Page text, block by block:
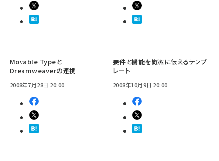
Movable Typeと
Dreamweaverの連携
2008年7月28日 20:00
要件と機能を簡潔に伝えるテンプ
レート
2008年10月9日 20:00